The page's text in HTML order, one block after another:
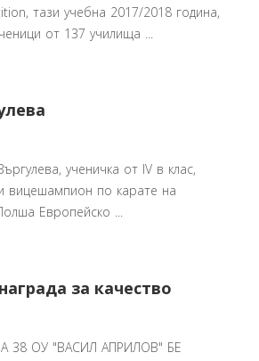
тази учебна 2017/2018 година,
от 137 училища ...
ученичка от IV в клас,
вицешампион по карате на
Европейско ...
за качество
38 ОУ "ВАСИЛ АПРИЛОВ" БЕ